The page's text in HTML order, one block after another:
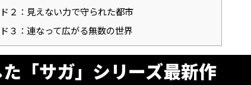
２：見えない力で守られた都市
３：連なって広がる無数の世界
「サガ」シリーズ最新作